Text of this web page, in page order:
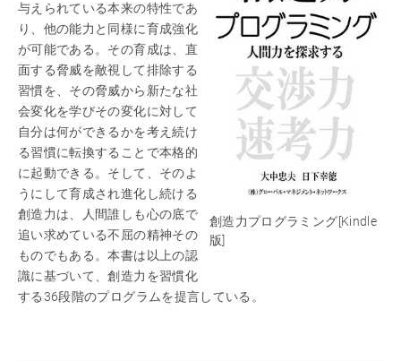
創造力プログラミング[Kindle
版]
与えられている本来の特性であ
り、他の能力と同様に育成強化
が可能である。その育成は、直
面する脅威を敵視して排除する
習慣を、その脅威から新たな社
会変化を学びその変化に対して
自分は何ができるかを考え続け
る習慣に転換することで本格的
に起動できる。そして、そのよ
うにして育成され進化し続ける
創造力は、人間誰しも心の底で
追い求めている不屈の精神その
ものでもある。本書は以上の認
識に基づいて、創造力を習慣化
する36段階のプログラムを提言している。